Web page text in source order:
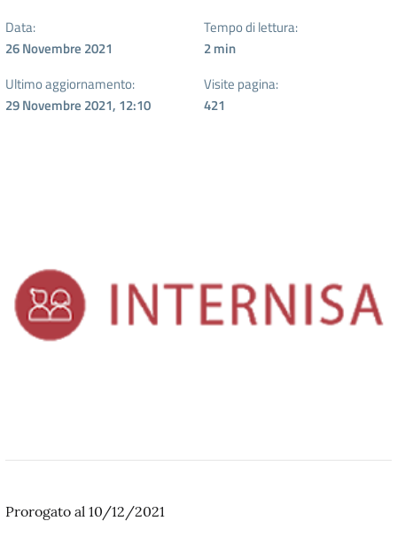
Data:
26 Novembre 2021
Tempo di lettura:
2min
Ultimo aggiornamento:
29 Novembre 2021, 12:10
Visite pagina:
421
Prorogato al 10/12/2021